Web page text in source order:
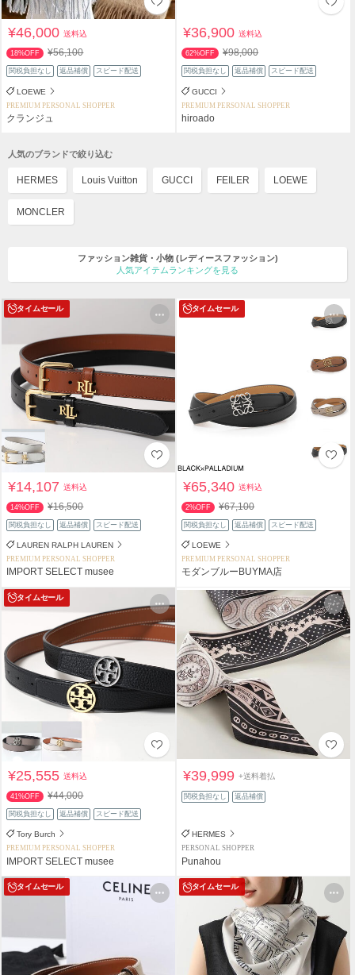
¥46,000送料込
18%OFF ¥56,100
関税負担なし 返品補償 スピード配送
LOEWE
PREMIUM PERSONAL SHOPPER
クランジュ
¥36,900送料込
62%OFF ¥98,000
関税負担なし 返品補償 スピード配送
GUCCI
PREMIUM PERSONAL SHOPPER
hiroado
人気のブランドで絞り込む
HERMES Louis Vuitton GUCCI FEILER LOEWE
MONCLER
ファッション雑貨・小物 (レディースファッション)
人気アイテムランキングを見る
タイムセール
¥14,107送料込
14%OFF ¥16,500
関税負担なし 返品補償 スピード配送
LAUREN RALPH LAUREN
PREMIUM PERSONAL SHOPPER
IMPORT SELECT musee
タイムセール
¥65,340送料込
2%OFF ¥67,100
関税負担なし 返品補償 スピード配送
LOEWE
PREMIUM PERSONAL SHOPPER
モダンブルーBUYMA店
タイムセール
¥25,555送料込
41%OFF ¥44,000
関税負担なし 返品補償 スピード配送
Tory Burch
PREMIUM PERSONAL SHOPPER
IMPORT SELECT musee
¥39,999+送料着払
関税負担なし 返品補償
HERMES
PERSONAL SHOPPER
Punahou
タイムセール タイムセール